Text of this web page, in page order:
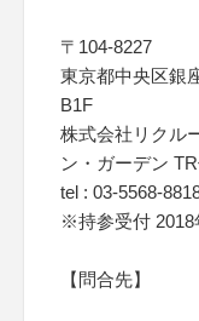
〒104-8227
東京都中央区銀
B1F
株式会社リクル
ン・ガーデン
tel : 03-5568-
※持参受付 2018
【問合先】